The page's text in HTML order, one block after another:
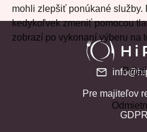
mohli zlepšiť ponúkané služby.
kedykoľvek zmeniť pomocou
zobrazí po vykonaní výberu na
Prijať
Pre majiteľov
GDPR